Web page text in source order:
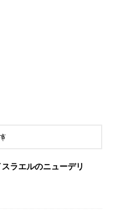
ラエルのニューデリ